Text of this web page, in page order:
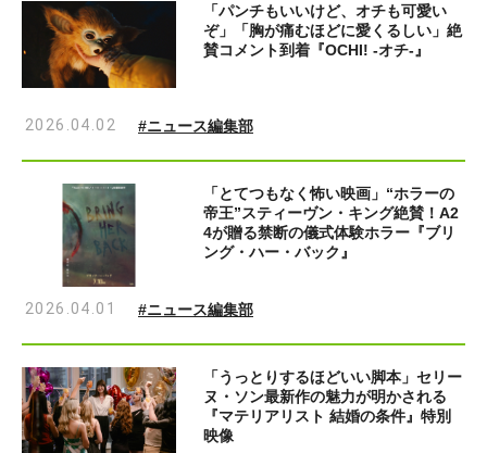
「パンチもいいけど、オチも可愛い
ぞ」「胸が痛むほどに愛くるしい」絶
賛コメント到着『OCHI! -オチ-』
2026.04.02 #ニュース編集部
「とてつもなく怖い映画」“ホラーの
帝王”スティーヴン・キング絶賛！A2
4が贈る禁断の儀式体験ホラー『ブリ
ング・ハー・バック』
2026.04.01 #ニュース編集部
「うっとりするほどいい脚本」セリー
ヌ・ソン最新作の魅力が明かされる
『マテリアリスト 結婚の条件』特別
映像